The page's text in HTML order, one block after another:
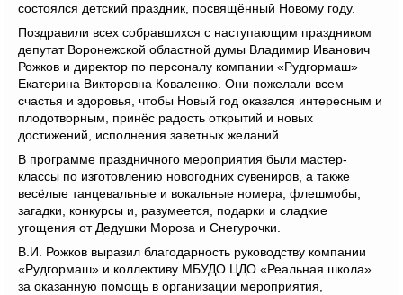
состоялся детский праздник, посвящённый Новому году.
Поздравили всех собравшихся с наступающим праздником
депутат Воронежской областной думы Владимир Иванович
Рожков и директор по персоналу компании «Рудгормаш»
Екатерина Викторовна Коваленко. Они пожелали всем
счастья и здоровья, чтобы Новый год оказался интересным и
плодотворным, принёс радость открытий и новых
достижений, исполнения заветных желаний.
В программе праздничного мероприятия были мастер-
классы по изготовлению новогодних сувениров, а также
весёлые танцевальные и вокальные номера, флешмобы,
загадки, конкурсы и, разумеется, подарки и сладкие
угощения от Дедушки Мороза и Снегурочки.
В.И. Рожков выразил благодарность руководству компании
«Рудгормаш» и коллективу МБУДО ЦДО «Реальная школа»
за оказанную помощь в организации мероприятия,